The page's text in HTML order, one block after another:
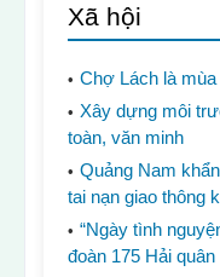
Xã hội
Chợ Lách là
Xây dựng môi
toàn, văn minh
Quảng Nam
tai nạn giao thông
“Ngày tình
đoàn 175 Hải quân